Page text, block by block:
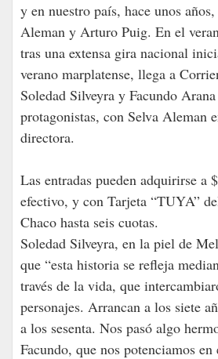
y en nuestro país, hace unos
Aleman y Arturo Puig. En el
tras una extensa gira nacional
verano marplatense, llega a
Soledad Silveyra y Facundo
protagonistas, con Selva Aleman
directora.
Las entradas pueden adquirirse a
efectivo, y con Tarjeta “TUYA”
Chaco hasta seis cuotas.
Soledad Silveyra, en la piel de
que “esta historia se refleja
través de la vida, que
personajes. Arrancan a los siete
a los sesenta. Nos pasó algo
Facundo, que nos potenciamos